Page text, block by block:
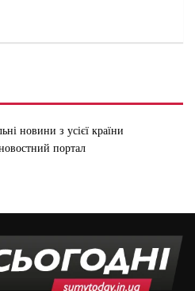
новини з усієї країни
портал